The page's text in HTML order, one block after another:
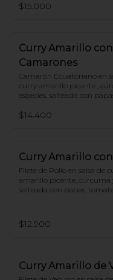
$15.000
Curry Amarillo con
Camarones
Camarón Ecuatoriano en
curry amarillo picante ,
especies, salteada con
arroz blanco.
$14.400
Curry Amarillo
Filete de Pollo en salsa de
amarillo picante, cúrcuma
salteada con papas,
$12.900
Curry Amarillo de